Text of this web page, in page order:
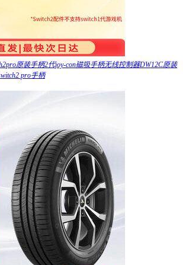
原装手柄2代joy-con磁吸手柄无线控制器DW12C原装
pro手柄